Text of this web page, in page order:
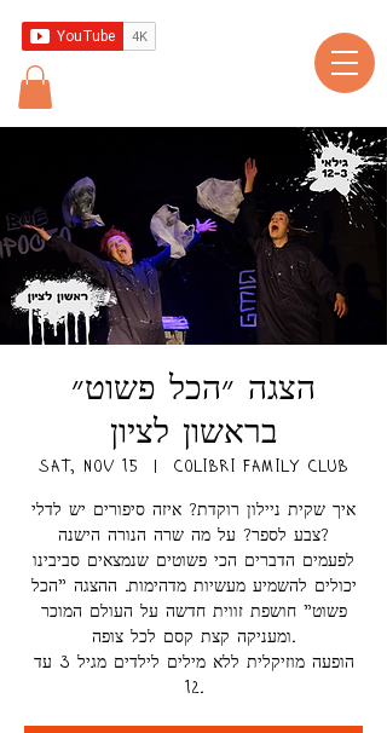
הצגה ״הכל פשוט״
בראשון לציון
Sat, Nov 15 Colibri Family Club
איך שקית ניילון רוקדת? איזה סיפורים יש לדלי
צבע לספר? על מה שרה הנורה הישנה?
לפעמים הדברים הכי פשוטים שנמצאים סביבינו
יכולים להשמיע מעשיות מדהימות. ההצגה "הכל
פשוט" חושפת זווית חדשה על העולם המוכר
ומעניקה קצת קסם לכל צופה.
הופעה מוזיקלית ללא מילים לילדים מגיל 3 עד
12.